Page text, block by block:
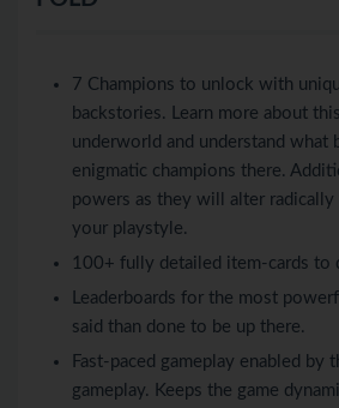
7 Champions to unlock with
backstories. Learn more about
underworld and understand what
enigmatic champions there.
powers as they will alter radically
your playstyle.
100+ fully detailed item-cards to
Leaderboards for the most
said than done to be up there.
Fast-paced gameplay enabled by
gameplay. Keeps the game